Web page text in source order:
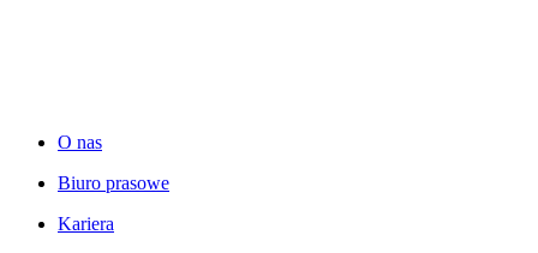
O nas
Biuro prasowe
Kariera